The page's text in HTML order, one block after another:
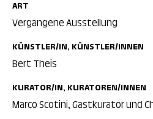
ART
Vergangene Ausstellung
KÜNSTLER/IN, KÜNSTLER/INNEN
Bert Theis
KURATOR/IN, KURATOREN/INNEN
Marco Scotini, Gastkurator und